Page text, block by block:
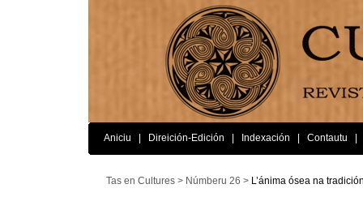
Aniciu Direición-Edición Indexación Contautu
Tas en Cultures > Númberu 26 > L’ánima ósea na